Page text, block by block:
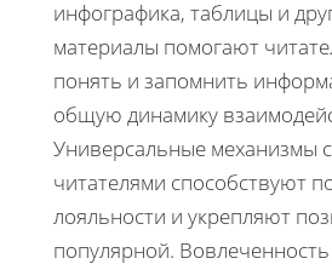
инфографика, таблицы и
материалы помогают
понять и запомнить
общую динамику
Универсальные механизмы
читателями способствуют
лояльности и укрепляют
популярной.